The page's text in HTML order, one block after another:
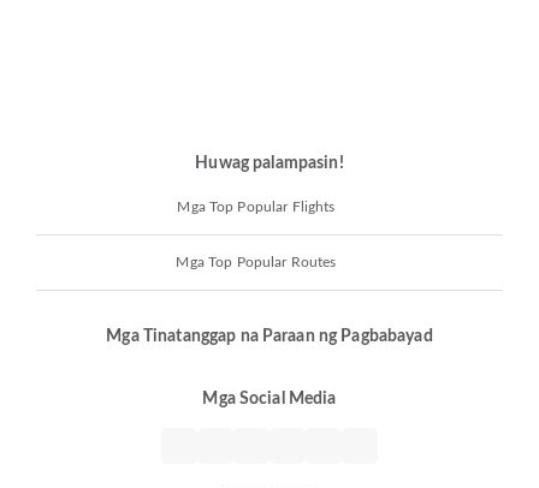
Huwag palampasin!
Mga Top Popular Flights
Mga Top Popular Routes
Mga Tinatanggap na Paraan ng Pagbabayad
Mga Social Media